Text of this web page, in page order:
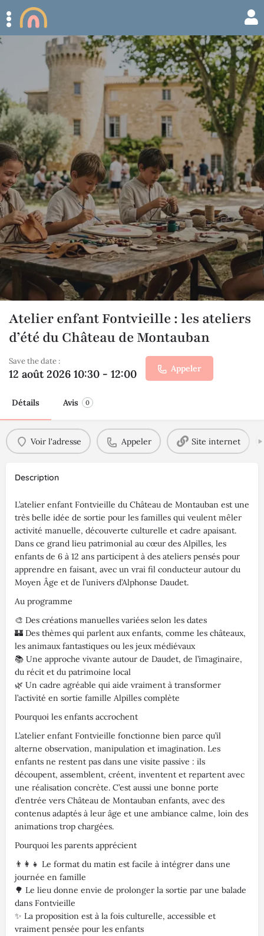
Atelier enfant Fontvieille : les ateliers
d’été du Château de Montauban
Save the date :
12 août 2026 10:30 - 12:00 Appeler
Détails Avis 0
Voir l'adresse Appeler Site internet
Description
L’atelier enfant Fontvieille du Château de Montauban est une
très belle idée de sortie pour les familles qui veulent mêler
activité manuelle, découverte culturelle et cadre apaisant.
Dans ce grand lieu patrimonial au cœur des Alpilles, les
enfants de 6 à 12 ans participent à des ateliers pensés pour
apprendre en faisant, avec un vrai fil conducteur autour du
Moyen Âge et de l’univers d’Alphonse Daudet.
Au programme
🎨 Des créations manuelles variées selon les dates
🏰 Des thèmes qui parlent aux enfants, comme les châteaux,
les animaux fantastiques ou les jeux médiévaux
📚 Une approche vivante autour de Daudet, de l’imaginaire,
du récit et du patrimoine local
🌿 Un cadre agréable qui aide vraiment à transformer
l’activité en sortie famille Alpilles complète
Pourquoi les enfants accrochent
L’atelier enfant Fontvieille fonctionne bien parce qu’il
alterne observation, manipulation et imagination. Les
enfants ne restent pas dans une visite passive : ils
découpent, assemblent, créent, inventent et repartent avec
une réalisation concrète. C’est aussi une bonne porte
d’entrée vers Château de Montauban enfants, avec des
contenus adaptés à leur âge et une ambiance calme, loin des
animations trop chargées.
Pourquoi les parents apprécient
👨‍👩‍👧 Le format du matin est facile à intégrer dans une
journée en famille
🌳 Le lieu donne envie de prolonger la sortie par une balade
dans Fontvieille
✨ La proposition est à la fois culturelle, accessible et
vraiment pensée pour les enfants